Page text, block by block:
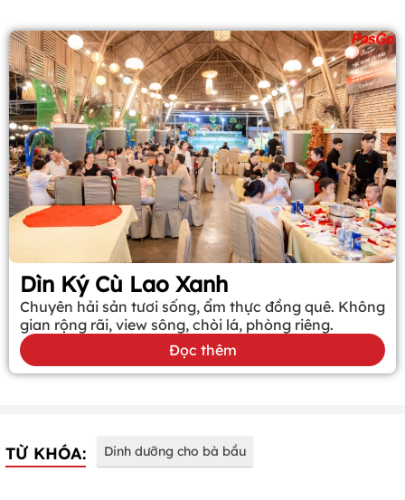
Dìn Ký Cù Lao Xanh
Chuyên hải sản tươi sống, ẩm thực đồng quê. Không
gian rộng rãi, view sông, chòi lá, phòng riêng.
Đọc thêm
TỪ KHÓA: Dinh dưỡng cho bà bầu